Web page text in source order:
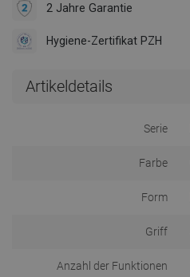
2 Jahre Garantie
Hygiene-Zertifikat PZH
Artikeldetails
Serie
Farbe
Form
Griff
Anzahl der Funktionen